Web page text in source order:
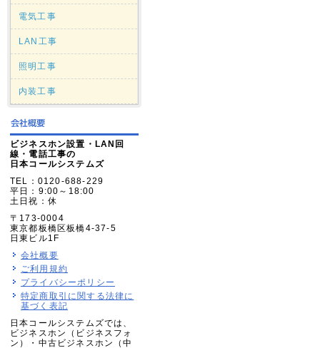
電気工事
LAN工事
照明工事
内装工事
ビジネスホン設置・LAN回
線・電話工事の
日本コールシステムズ
TEL：0120-688-229
平日：9:00～18:00
土日祝：休
〒173-0004
東京都板橋区板橋4-37-5
日東ビル1F
会社概要
ご利用規約
プライバシーポリシー
特定商取引に関する法律に
基づく表記
日本コールシステムズでは、
ビジネスホン（ビジネスフォ
ン）・中古ビジネスホン（中